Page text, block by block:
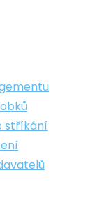
stříkání